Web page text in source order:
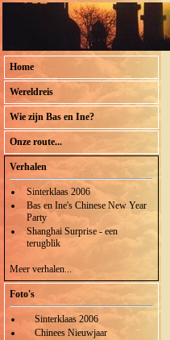
Home
Wereldreis
Wie zijn Bas en Ine?
Onze route...
Verhalen
Sinterklaas 2006
Bas en Ine's Chinese New Year
Party
Shanghai Surprise - een
terugblik
Meer verhalen...
Foto's
Sinterklaas 2006
Chinees Nieuwjaar